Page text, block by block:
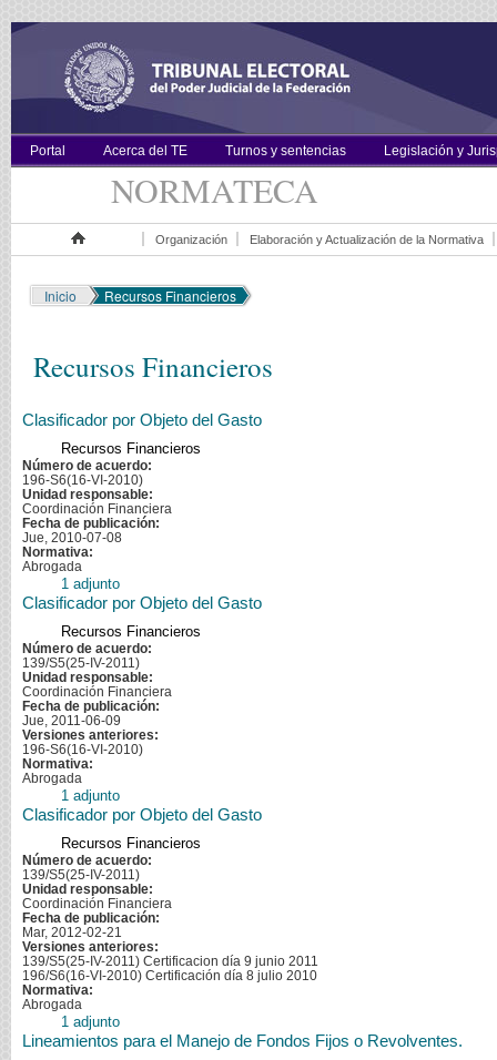
Portal Acerca del TE Turnos y sentencias Legislación y
NORMATECA
Organización Elaboración y Actualización de la Normativa
Inicio Recursos Financieros
Recursos Financieros
Clasificador por Objeto del Gasto
Recursos Financieros
Número de acuerdo:
196-S6(16-VI-2010)
Unidad responsable:
Coordinación Financiera
Fecha de publicación:
Jue, 2010-07-08
Normativa:
Abrogada
1 adjunto
Clasificador por Objeto del Gasto
Recursos Financieros
Número de acuerdo:
139/S5(25-IV-2011)
Unidad responsable:
Coordinación Financiera
Fecha de publicación:
Jue, 2011-06-09
Versiones anteriores:
196-S6(16-VI-2010)
Normativa:
Abrogada
1 adjunto
Clasificador por Objeto del Gasto
Recursos Financieros
Número de acuerdo:
139/S5(25-IV-2011)
Unidad responsable:
Coordinación Financiera
Fecha de publicación:
Mar, 2012-02-21
Versiones anteriores:
139/S5(25-IV-2011) Certificacion día 9 junio 2011
196/S6(16-VI-2010) Certificación día 8 julio 2010
Normativa:
Abrogada
1 adjunto
Lineamientos para el Manejo de Fondos Fijos o Revolventes.